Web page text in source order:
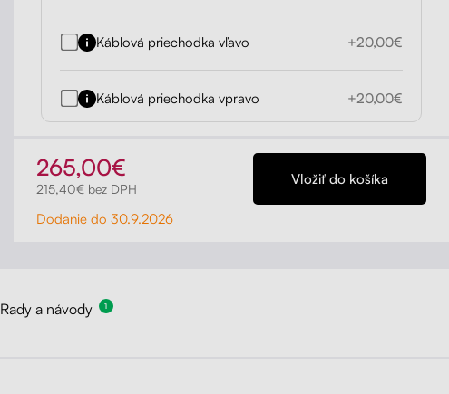
Káblová priechodka vľavo +20,00€
Káblová priechodka vpravo +20,00€
265,00€
215,40€ bez DPH
Dodanie do 30.9.2026
Rady a návody 1